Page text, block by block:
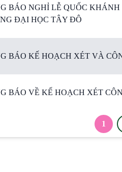
BÁO NGHỈ LỄ QUỐC
ĐẠI HỌC TÂY ĐÔ
BÁO KẾ HOẠCH XÉT VÀ
BÁO VỀ KẾ HOẠCH XÉT
1